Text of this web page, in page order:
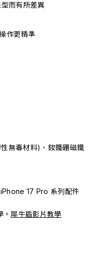
而有所差異
作更精準
無毒材料)、釹鐵硼磁鐵
17 Pro 系列配件
犀牛盾影片教學